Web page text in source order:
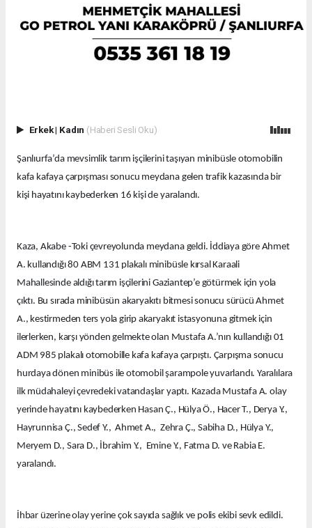
Erkek| Kadın (Haberi Sesli Oku)
Şanlıurfa’da mevsimlik tarım işçilerini taşıyan minibüsle otomobilin
kafa kafaya çarpışması sonucu meydana gelen trafik kazasında bir
kişi hayatını kaybederken 16 kişi de yaralandı.
Kaza, Akabe -Toki çevreyolunda meydana geldi. İddiaya göre Ahmet
A. kullandığı 80 ABM 131 plakalı minibüsle kırsal Karaali
Mahallesinde aldığı tarım işçilerini Gaziantep’e götürmek için yola
çıktı. Bu sırada minibüsün akaryakıtı bitmesi sonucu sürücü Ahmet
A., kestirmeden ters yola girip akaryakıt istasyonuna gitmek için
ilerlerken, karşı yönden gelmekte olan Mustafa A.’nın kullandığı 01
ADM 985 plakalı otomobille kafa kafaya çarpıştı. Çarpışma sonucu
hurdaya dönen minibüs ile otomobil şarampole yuvarlandı. Yaralılara
ilk müdahaleyi çevredeki vatandaşlar yaptı. Kazada Mustafa A. olay
yerinde hayatını kaybederken Hasan Ç., Hülya Ö., Hacer T., Derya Y.,
Hayrunnisa Ç., Sedef Y., Ahmet A., Zehra Ç., Sabiha D., Hülya Y.,
Meryem D., Sara D., İbrahim Y., Emine Y., Fatma D. ve Rabia E.
yaralandı.
İhbar üzerine olay yerine çok sayıda sağlık ve polis ekibi sevk edildi.